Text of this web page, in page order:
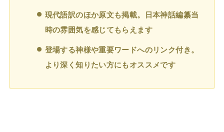
現代語訳のほか原文も掲載。日本神話編纂当
時の雰囲気を感じてもらえます
登場する神様や重要ワードへのリンク付き。
より深く知りたい方にもオススメです